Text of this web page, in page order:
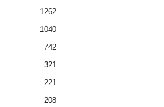
1262
1040
742
321
221
208